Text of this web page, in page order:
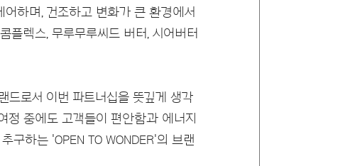
하며, 건조하고 변화가 큰 환경에서
플렉스, 무루무루씨드 버터, 시어버터
드로서 이번 파트너십을 뜻깊게 생각
중에도 고객들이 편안함과 에너지
구하는 'OPEN TO WONDER'의 브랜